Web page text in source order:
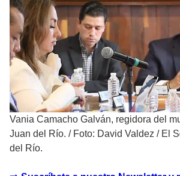
Vania Camacho Galván, regidora del
Juan del Río. / Foto: David Valdez / El
del Río.